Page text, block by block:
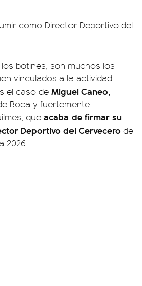
como Director Deportivo del
botines, son muchos los
vinculados a la actividad
el caso de Miguel Caneo,
Boca y fuertemente
que acaba de firmar su
Deportivo del Cervecero de
2026.